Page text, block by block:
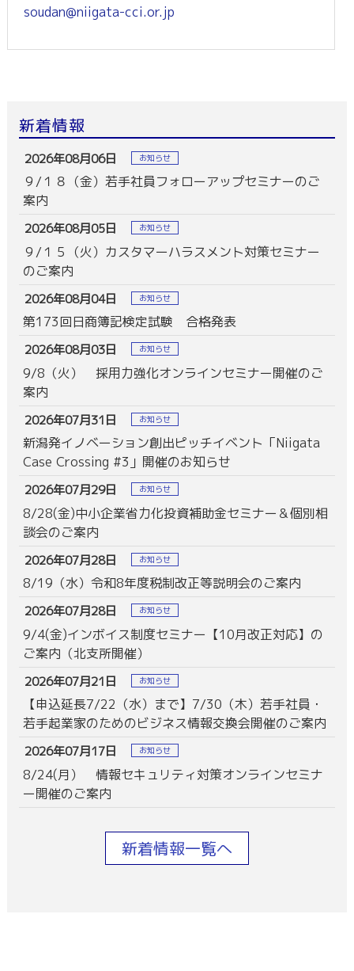
soudan@niigata-cci.or.jp
新着情報
2026年08月06日 お知らせ
９/１８（金）若手社員フォローアップセミナーのご
案内
2026年08月05日 お知らせ
９/１５（火）カスタマーハラスメント対策セミナー
のご案内
2026年08月04日 お知らせ
第173回日商簿記検定試験 合格発表
2026年08月03日 お知らせ
9/8（火） 採用力強化オンラインセミナー開催のご
案内
2026年07月31日 お知らせ
新潟発イノベーション創出ピッチイベント「Niigata
Case Crossing #3」開催のお知らせ
2026年07月29日 お知らせ
8/28(金)中小企業省力化投資補助金セミナー＆個別相
談会のご案内
2026年07月28日 お知らせ
8/19（水）令和8年度税制改正等説明会のご案内
2026年07月28日 お知らせ
9/4(金)インボイス制度セミナー【10月改正対応】の
ご案内（北支所開催）
2026年07月21日 お知らせ
【申込延長7/22（水）まで】7/30（木）若手社員・
若手起業家のためのビジネス情報交換会開催のご案内
2026年07月17日 お知らせ
8/24(月） 情報セキュリティ対策オンラインセミナ
ー開催のご案内
新着情報一覧へ